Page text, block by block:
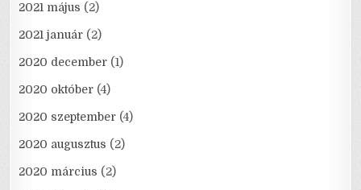
2021 május (2)
2021 január (2)
2020 december (1)
2020 október (4)
2020 szeptember (4)
2020 augusztus (2)
2020 március (2)